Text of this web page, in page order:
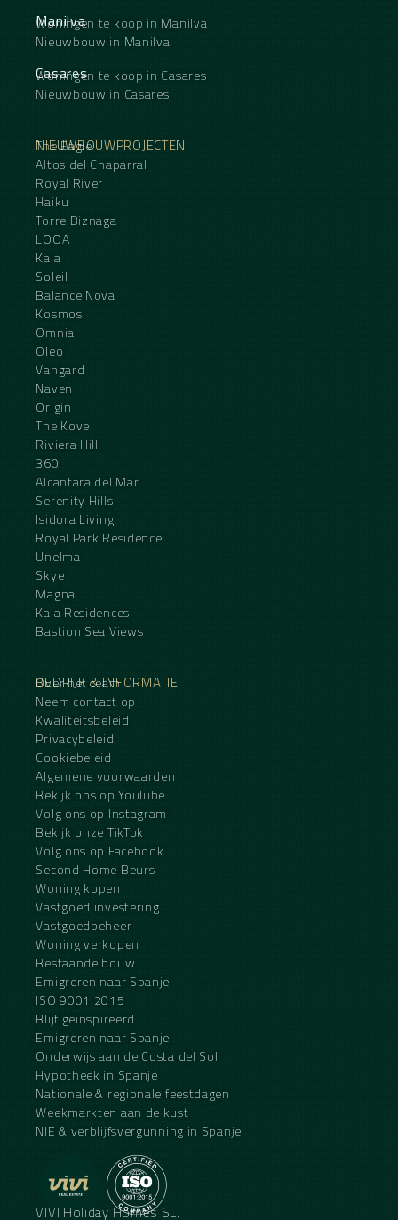
Manilva
Woningen te koop in Manilva
Nieuwbouw in Manilva
Casares
Woningen te koop in Casares
Nieuwbouw in Casares
NIEUWBOUWPROJECTEN
The Eagle
Altos del Chaparral
Royal River
Haiku
Torre Biznaga
LOOA
Kala
Soleil
Balance Nova
Kosmos
Omnia
Oleo
Vangard
Naven
Origin
The Kove
Riviera Hill
360
Alcantara del Mar
Serenity Hills
Isidora Living
Royal Park Residence
Unelma
Skye
Magna
Kala Residences
Bastion Sea Views
BEDRIJF & INFORMATIE
Over het team
Neem contact op
Kwaliteitsbeleid
Privacybeleid
Cookiebeleid
Algemene voorwaarden
Bekijk ons op YouTube
Volg ons op Instagram
Bekijk onze TikTok
Volg ons op Facebook
Second Home Beurs
Woning kopen
Vastgoed investering
Vastgoedbeheer
Woning verkopen
Bestaande bouw
Emigreren naar Spanje
ISO 9001:2015
Blijf geïnspireerd
Emigreren naar Spanje
Onderwijs aan de Costa del Sol
Hypotheek in Spanje
Nationale & regionale feestdagen
Weekmarkten aan de kust
NIE & verblijfsvergunning in Spanje
VIVI Holiday Homes SL.